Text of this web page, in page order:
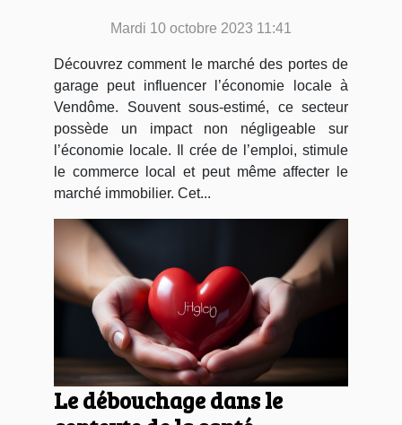
Mardi 10 octobre 2023 11:41
Découvrez comment le marché des portes de
garage peut influencer l’économie locale à
Vendôme. Souvent sous-estimé, ce secteur
possède un impact non négligeable sur
l’économie locale. Il crée de l’emploi, stimule
le commerce local et peut même affecter le
marché immobilier. Cet...
Le débouchage dans le